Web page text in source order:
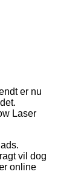
er nu
Laser
vil dog
online